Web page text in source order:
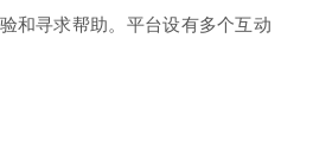
和寻求帮助。平台设有多个互动